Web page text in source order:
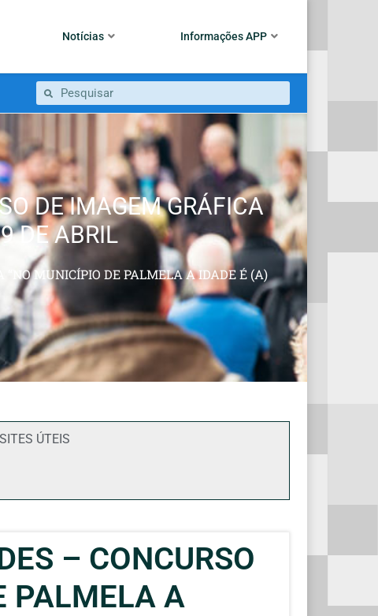
Notícias Informações APP
DE IMAGEM GRÁFICA
DE ABRIL
MUNICÍPIO DE PALMELA A IDADE É (A)
SITES ÚTEIS
– CONCURSO
PALMELA A